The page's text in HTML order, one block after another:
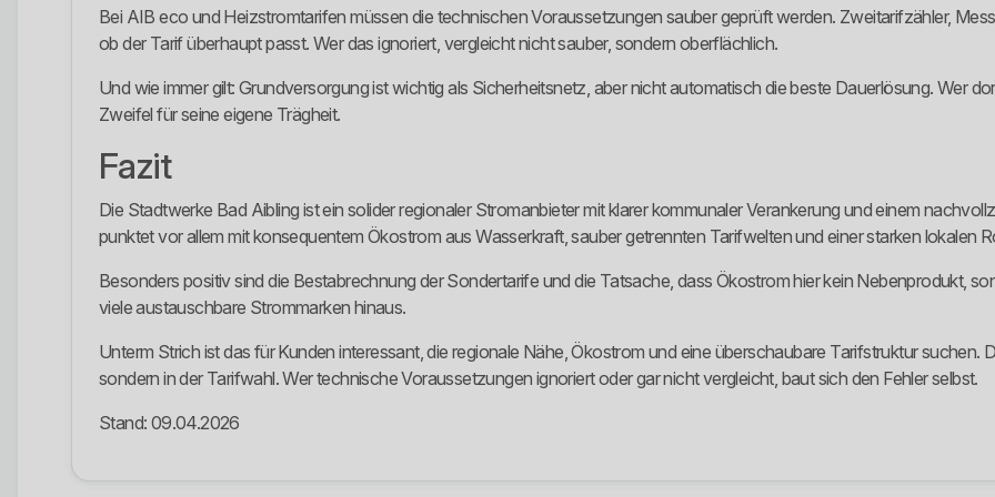
Bei AIB eco und Heizstromtarifen müssen die technischen Voraussetzungen sauber geprüft werden. Zweitarifzähler,
ob der Tarif überhaupt passt. Wer das ignoriert, vergleicht nicht sauber, sondern oberflächlich.
Und wie immer gilt: Grundversorgung ist wichtig als Sicherheitsnetz, aber nicht automatisch die beste Dauerlösung. Wer
Zweifel für seine eigene Trägheit.
Fazit
Die Stadtwerke Bad Aibling ist ein solider regionaler Stromanbieter mit klarer kommunaler Verankerung und einem
punktet vor allem mit konsequentem Ökostrom aus Wasserkraft, sauber getrennten Tarifwelten und einer starken lokalen
Besonders positiv sind die Bestabrechnung der Sondertarife und die Tatsache, dass Ökostrom hier kein Nebenprodukt,
viele austauschbare Strommarken hinaus.
Unterm Strich ist das für Kunden interessant, die regionale Nähe, Ökostrom und eine überschaubare Tarifstruktur suchen.
sondern in der Tarifwahl. Wer technische Voraussetzungen ignoriert oder gar nicht vergleicht, baut sich den Fehler selbst.
Stand: 09.04.2026